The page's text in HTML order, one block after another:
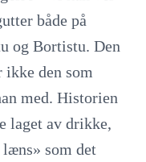
både på
og Bortistu. Den
den som
med. Historien
laget av drikke,
som det